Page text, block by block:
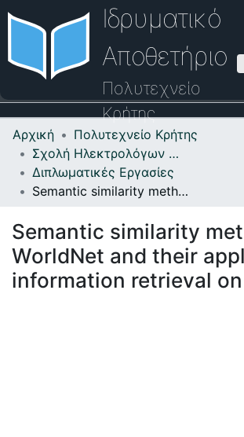
Ιδρυματικό
Αποθετήριο
Πολυτεχνείο
Κρήτης
Κοινότητες & Συλλογές
Πλοήγηση στο Αποθετήριο
Επικοινωνία
Οδηγός Βοήθειας
Αρχική
Πολυτεχνείο Κρήτης
Σχολή Ηλεκτρολόγων Μηχανικών και Μηχανικών Υπολογιστών
Διπλωματικές Εργασίες
Semantic similarity methods in WorldNet and their application to information retrieval on the web
Semantic similarity
WorldNet and their
information retrieval